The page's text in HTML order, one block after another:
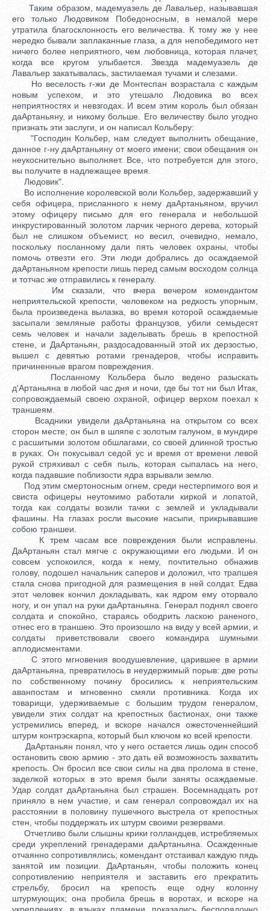
Таким образом, мадемуазель де Лавальер, называвшая
его только Людовиком Победоносным, в немалой мере
утратила благосклонность его величества. К тому же у нее
нередко бывали заплаканные глаза, а для непобедимого нет
ничего более неприятного, чем любовница, которая плачет,
когда все кругом улыбается. Звезда мадемуазель де
Лавальер закатывалась, застилаемая тучами и слезами.
Но веселость г-жи де Монтеспан возрастала с каждым
новым успехом, и это утешало Людовика во всех
неприятностях и невзгодах. И всем этим король был обязан
даАртаньяну, и никому больше. Его величеству было угодно
признать эти заслуги, и он написал Кольберу:
"Господин Кольбер, нам следует выполнить обещание,
данное г-ну даАртаньяну от моего имени; свои обещания он
неукоснительно выполняет. Все, что потребуется для этого,
вы получите в надлежащее время.
Людовик".
Во исполнение королевской воли Кольбер, задержавший у
себя офицера, присланного к нему даАртаньяном, вручил
этому офицеру письмо для его генерала и небольшой
инкрустированный золотом ларчик черного дерева, который
был не слишком объемист, но весил, очевидно, немало,
поскольку посланному дали пять человек охраны, чтобы
помочь отвезти его. Эти люди добрались до осаждаемой
даАртаньяном крепости лишь перед самым восходом солнца
и тотчас же отправились к генералу.
Им сказали, что вчера вечером комендантом
неприятельской крепости, человеком на редкость упорным,
была произведена вылазка, во время которой осаждаемые
засыпали земляные работы французов, убили семьдесят
семь человек и начали заделывать брешь в крепостной
стене, и ДаАртаньян, раздосадованный этой их дерзостью,
вышел с девятью ротами гренадеров, чтобы исправить
причиненные врагом повреждения.
Посланному Кольбера было ведено разыскать
д'Артаньяна в любой час дня и ночи, где бы тот ни был Итак,
сопровождаемый своею охраной, офицер верхом поехал к
траншеям.
Всадники увидели даАртаньяна на открытом со всех
сторон месте; он был в шляпе с золотым галуном, в мундире
с расшитыми золотом обшлагами, со своей длинной тростью
в руках. Он покусывал седой ус и время от времени левой
рукой стряхивал с себя пыль, которая сыпалась на него,
когда падавшие поблизости ядра взрывали землю.
Под этим смертоносным огнем, среди нестерпимого воя и
свиста офицеры неутомимо работали киркой и лопатой,
тогда как солдаты возили тачки с землей и укладывали
фашины. На глазах росли высокие насыпи, прикрывавшие
собою траншеи.
К трем часам все повреждения были исправлены.
ДаАртаньян стал мягче с окружающими его людьми. И он
совсем успокоился, когда к нему, почтительно обнажив
голову, подошел начальник саперов и доложил, что трапшея
стала снова пригодной для размещения в ней солдат. Едва
этот человек кончил докладывать, как ядром ему оторвало
ногу, и он упал на руки даАртаньяна. Генерал поднял своего
солдата и спокойно, стараясь ободрить ласкою раненого,
отнес его в траншею. Это произошло на виду у всей армии, и
солдаты приветствовали своего командира шумными
аплодисментами.
С этого мгновения воодушевление, царившее в армии
даАртаньяна, превратилось в неудержимый порыв: две роты
по собственному почину бросились к неприятельским
аванпостам и мгновенно смяли противника. Когда их
товарищи, удерживаемые с большим трудом генералом,
увидели этих солдат на крепостных бастионах, они также
устремились вперед, и вскоре начался ожесточеннейший
штурм контрэскарпа, который был ключом ко всей крепости.
ДаАртаньян понял, что у него остается лишь один способ
остановить свою армию - это дать ей возможность захватить
крепость. Он бросил все свои силы на два пролома в стене,
заделкой которых в это время были заняты осаждаемые.
Удар солдат даАртаньяна был страшен. Восемнадцать рот
приняло в нем участие, и сам генерал сопровождал их на
расстоянии в половину пушечного выстрела от крепостных
стен, чтобы поддержать их штурм своими резервами.
Отчетливо были слышны крики голландцев, истребляемых
среди укреплений гренадерами даАртаньяна. Осажденные
отчаянно сопротивлялись; комендант отстаивал каждую пядь
занятой им позиции. ДаАртаньян, чтобы положить конец
сопротивлению неприятеля и заставить его прекратить
стрельбу, бросил на крепость еще одну колонну
штурмующих; она пробила брешь в воротах, и вскоре на
укреплениях, в языках пламени, показались беспорядочно